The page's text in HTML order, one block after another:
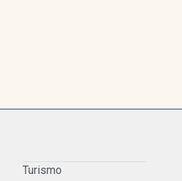
Turismo